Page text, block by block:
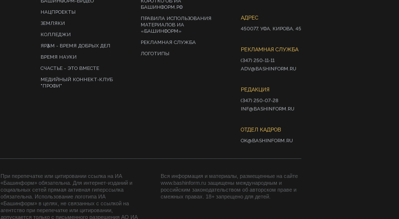
НАЦПРОЕКТЫ
ЗЕМЛЯКИ
КОЛЛЕДЖИ
ЯРҘАМ - ВРЕМЯ ДОБРЫХ ДЕЛ
ВРЕМЯ НАУКИ
СЧАСТЬЕ - ЭТО ВМЕСТЕ
МЕДИЙНЫЙ КОННЕКТ-КЛУБ
"ПРОФИ"
БАШИНФОРМ.РФ
ПРАВИЛА ИСПОЛЬЗОВАНИЯ
МАТЕРИАЛОВ ИА
«БАШИНФОРМ»
РЕКЛАМНАЯ СЛУЖБА
ЛОГОТИПЫ
АДРЕС
450077, УФА, КИРОВА, 45
РЕКЛАМНАЯ СЛУЖБА
(347) 250-11-11
ADV@BASHINFORM.RU
РЕДАКЦИЯ
(347) 250-07-28
INF@BASHINFORM.RU
ОТДЕЛ КАДРОВ
OK@BASHINFORM.RU
При перепечатке или цитировании ссылка на ИА
«Башинформ» обязательна. Для интернет-изданий и
социальных сетей прямая активная гиперссылка
обязательна. Использование логотипа ИА
«Башинформ» в целях, не связанных с ссылкой на
агентство при перепечатке или цитировании,
допускается только с письменного разрешения АО ИА
Вся информация и материалы, размещенные на сайте
www.bashinform.ru защищены международным и
российским законодательством об авторском праве и
смежных правах. 18+ запрещено для детей.